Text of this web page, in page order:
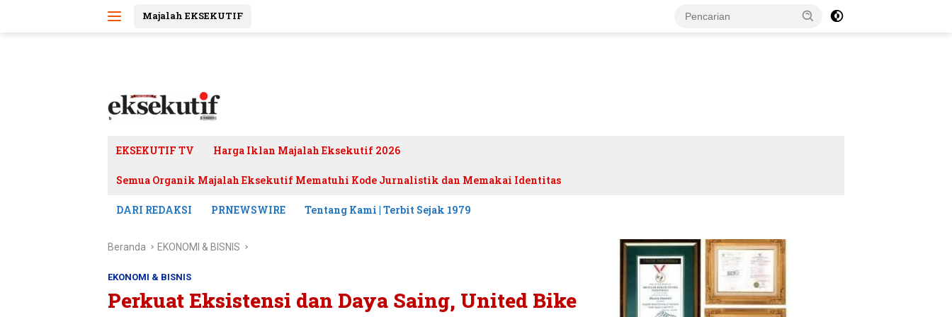
Majalah EKSEKUTIF
EKSEKUTIF TV Harga Iklan Majalah Eksekutif 2026
Semua Organik Majalah Eksekutif Mematuhi Kode Jurnalistik dan Memakai Identitas
DARI REDAKSI PRNEWSWIRE Tentang Kami | Terbit Sejak 1979
Beranda EKONOMI & BISNIS
EKONOMI & BISNIS
Perkuat Eksistensi dan Daya Saing, United Bike